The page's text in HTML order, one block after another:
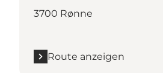
3700 Rønne
Route anzeigen